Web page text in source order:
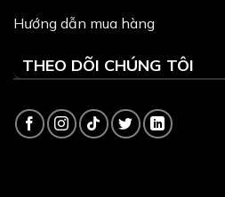
Hướng dẫn mua hàng
THEO DÕI CHÚNG TÔI